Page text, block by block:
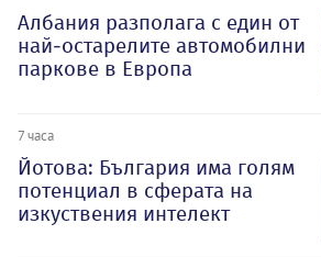
Албания разполага с един от
най-остарелите автомобилни
паркове в Европа
7 часа
Йотова: България има голям
потенциал в сферата на
изкуствения интелект